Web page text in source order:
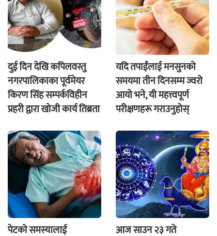
दुई दिन देखि कपिलवस्तु
नगरपालिकाका पूर्वमेयर
किरण सिंह सम्पर्कविहीन
प्रहरी द्वारा खाेजी कार्य तिब्रता
यदि तपाईंलाई मनसुनको
समयमा तीन दिनसम्म ज्वरो
आयो भने, यी महत्त्वपूर्ण
परीक्षणहरू गराउनुहोस्
पेटको समस्यालाई
आज साउन २३ गते